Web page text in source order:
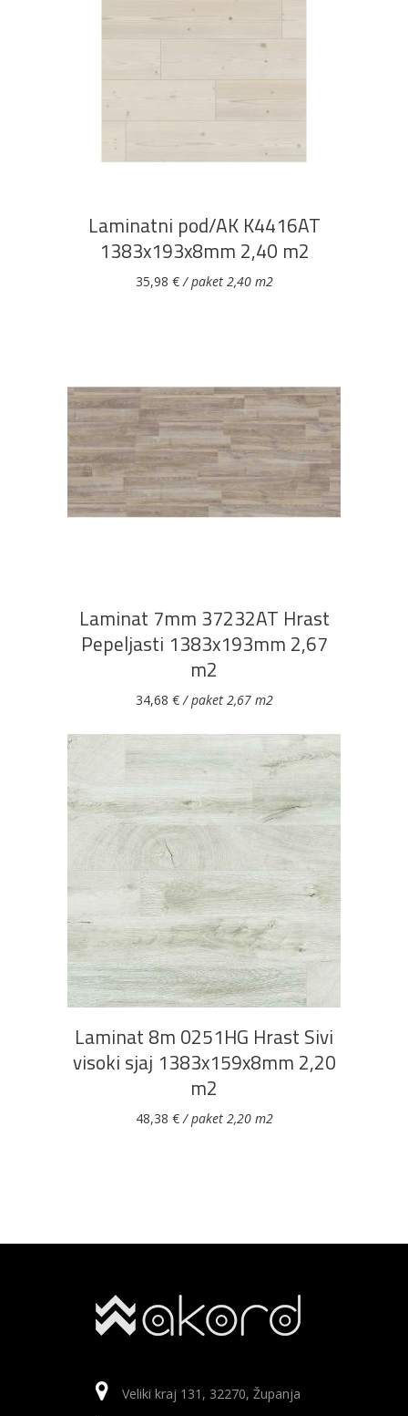
DODAJ U KOŠARICU
Laminatni pod/AK K4416AT
1383x193x8mm 2,40 m2
35,98 €/ paket 2,40 m2
Laminat 7mm 37232AT Hrast
Pepeljasti 1383x193mm 2,67
m2
34,68 €/ paket 2,67 m2
DODAJ U KOŠARICU
Laminat 8m 0251HG Hrast Sivi
visoki sjaj 1383x159x8mm 2,20
m2
48,38 €/ paket 2,20 m2
Veliki kraj 131, 32270, Županja